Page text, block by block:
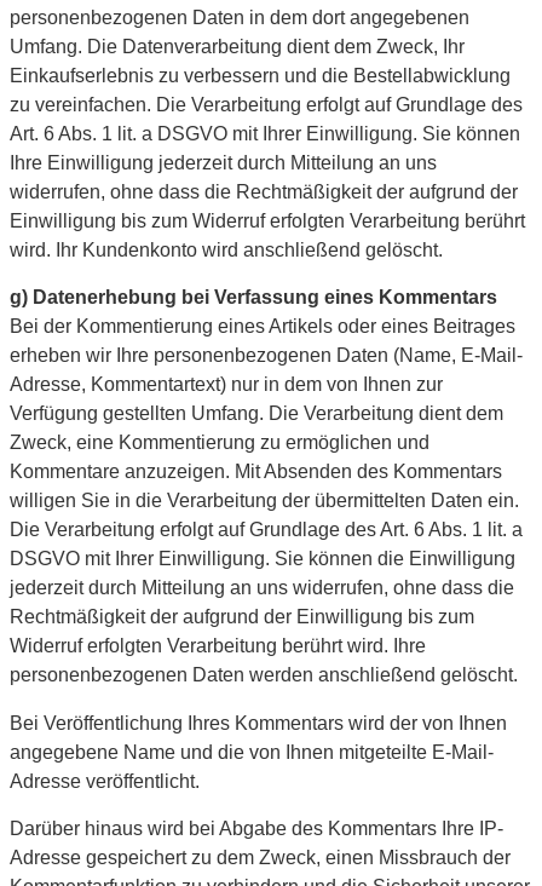
personenbezogenen Daten in dem dort angegebenen
Umfang. Die Datenverarbeitung dient dem Zweck, Ihr
Einkaufserlebnis zu verbessern und die Bestellabwicklung
zu vereinfachen. Die Verarbeitung erfolgt auf Grundlage des
Art. 6 Abs. 1 lit. a DSGVO mit Ihrer Einwilligung. Sie können
Ihre Einwilligung jederzeit durch Mitteilung an uns
widerrufen, ohne dass die Rechtmäßigkeit der aufgrund der
Einwilligung bis zum Widerruf erfolgten Verarbeitung berührt
wird. Ihr Kundenkonto wird anschließend gelöscht.
g) Datenerhebung bei Verfassung eines Kommentars
Bei der Kommentierung eines Artikels oder eines Beitrages
erheben wir Ihre personenbezogenen Daten (Name, E-Mail-
Adresse, Kommentartext) nur in dem von Ihnen zur
Verfügung gestellten Umfang. Die Verarbeitung dient dem
Zweck, eine Kommentierung zu ermöglichen und
Kommentare anzuzeigen. Mit Absenden des Kommentars
willigen Sie in die Verarbeitung der übermittelten Daten ein.
Die Verarbeitung erfolgt auf Grundlage des Art. 6 Abs. 1 lit. a
DSGVO mit Ihrer Einwilligung. Sie können die Einwilligung
jederzeit durch Mitteilung an uns widerrufen, ohne dass die
Rechtmäßigkeit der aufgrund der Einwilligung bis zum
Widerruf erfolgten Verarbeitung berührt wird. Ihre
personenbezogenen Daten werden anschließend gelöscht.
Bei Veröffentlichung Ihres Kommentars wird der von Ihnen
angegebene Name und die von Ihnen mitgeteilte E-Mail-
Adresse veröffentlicht.
Darüber hinaus wird bei Abgabe des Kommentars Ihre IP-
Adresse gespeichert zu dem Zweck, einen Missbrauch der